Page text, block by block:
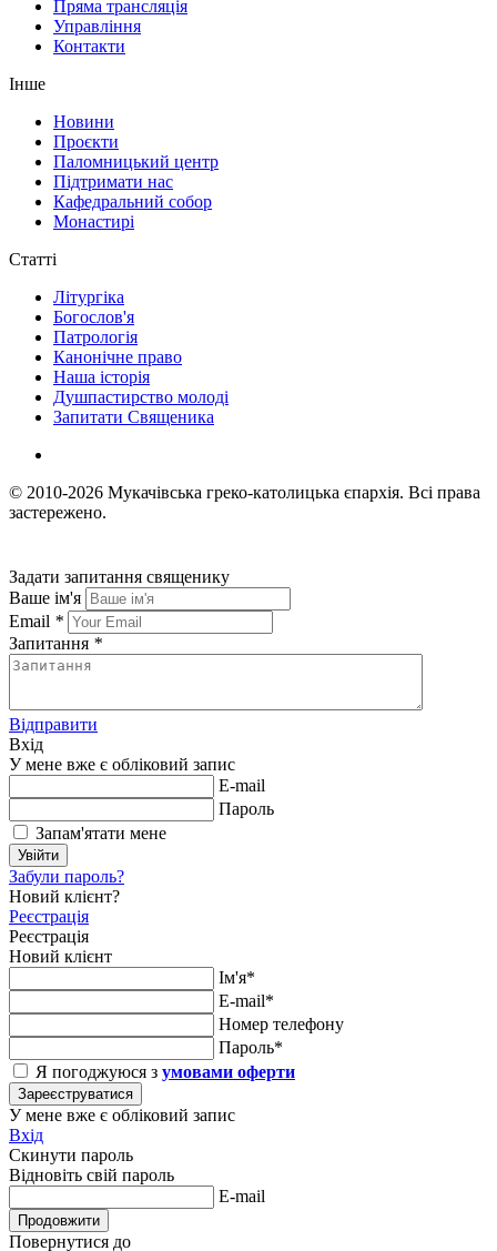
Пряма трансляція
Управління
Контакти
Інше
Новини
Проєкти
Паломницький центр
Підтримати нас
Кафедральний собор
Монастирі
Статті
Літургіка
Богослов'я
Патрологія
Канонічне право
Наша історія
Душпастирство молоді
Запитати Священика
© 2010-2026 Мукачівська греко-католицька єпархія. Всі права
застережено.
Задати запитання священику
Ваше ім'я
Email *
Запитання *
Відправити
Вхід
У мене вже є обліковий запис
E-mail
Пароль
Запам'ятати мене
Увійти
Забули пароль?
Новий клієнт?
Реєстрація
Реєстрація
Новий клієнт
Ім'я*
E-mail*
Номер телефону
Пароль*
Я погоджуюся з умовами оферти
Зареєструватися
У мене вже є обліковий запис
Вхід
Скинути пароль
Відновіть свій пароль
E-mail
Продовжити
Повернутися до